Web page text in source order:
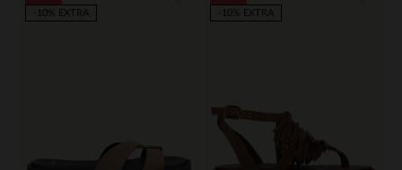
-10% EXTRA
-10% EXTRA